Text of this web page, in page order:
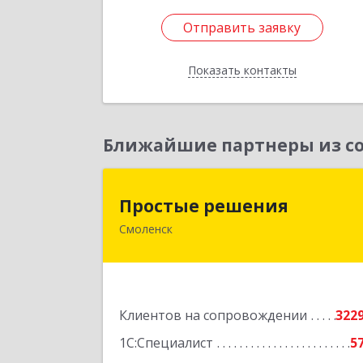
Отправить заявку
Показать контакты
Отправить заявку
Назад
Ближайшие партнеры из
Простые решения
Смоленск
Клиентов на сопровождении
1С:Специалист
214015, Смоленская обл, Смоленск г,